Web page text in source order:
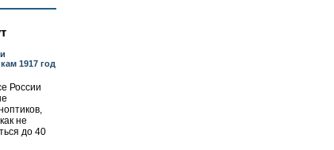
1917 год
России
не
до 40